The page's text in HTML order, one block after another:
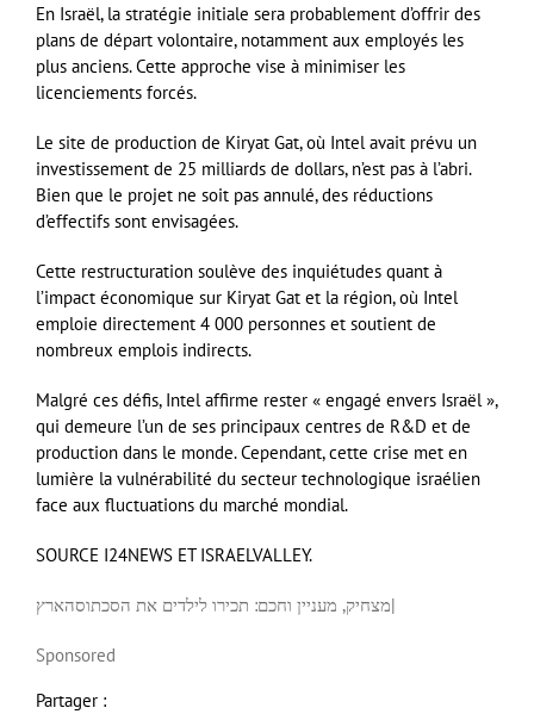
En Israël, la stratégie initiale sera probablement d’offrir des
plans de départ volontaire, notamment aux employés les
plus anciens. Cette approche vise à minimiser les
licenciements forcés.
Le site de production de Kiryat Gat, où Intel avait prévu un
investissement de 25 milliards de dollars, n’est pas à l’abri.
Bien que le projet ne soit pas annulé, des réductions
d’effectifs sont envisagées.
Cette restructuration soulève des inquiétudes quant à
l’impact économique sur Kiryat Gat et la région, où Intel
emploie directement 4 000 personnes et soutient de
nombreux emplois indirects.
Malgré ces défis, Intel affirme rester « engagé envers Israël »,
qui demeure l’un de ses principaux centres de R&D et de
production dans le monde. Cependant, cette crise met en
lumière la vulnérabilité du secteur technologique israélien
face aux fluctuations du marché mondial.
SOURCE I24NEWS ET ISRAELVALLEY.
מצחיק, מעניין וחכם: תכירו לילדים את הסכתוסהארץ |
Sponsored
Partager :